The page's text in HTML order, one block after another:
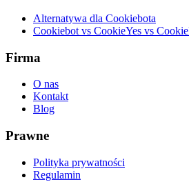
Alternatywa dla Cookiebota
Cookiebot vs CookieYes vs
Firma
O nas
Kontakt
Blog
Prawne
Polityka prywatności
Regulamin